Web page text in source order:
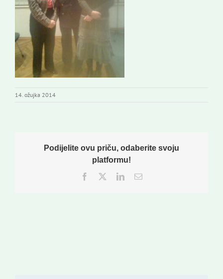
14. ožujka 2014
Podijelite ovu priču, odaberite svoju
platformu!
Facebook
TwitterLinkedInEmail: